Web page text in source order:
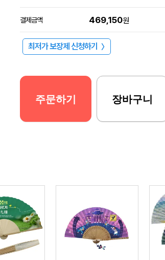
결제금액 469,150원
최저가 보장제 신청하기 〉
주문하기 장바구니